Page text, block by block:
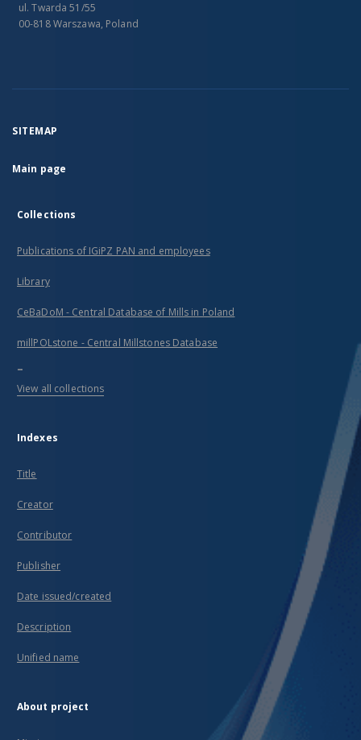
ul. Twarda 51/55
00-818 Warszawa, Poland
SITEMAP
Main page
Collections
Publications of IGiPZ PAN and employees
Library
CeBaDoM - Central Database of Mills in Poland
millPOLstone - Central Millstones Database
...
View all collections
Indexes
Title
Creator
Contributor
Publisher
Date issued/created
Description
Unified name
About project